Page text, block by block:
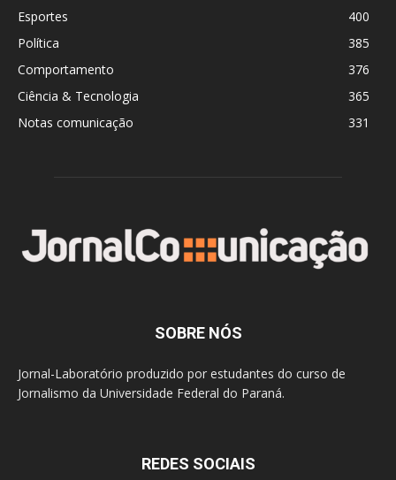
Esportes
400
Política
385
Comportamento
376
Ciência & Tecnologia
365
Notas comunicação
331
SOBRE NÓS
Jornal-Laboratório produzido por estudantes do curso de
Jornalismo da Universidade Federal do Paraná.
REDES SOCIAIS